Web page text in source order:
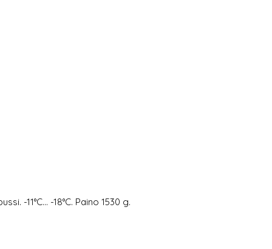
-11°C… -18°C. Paino 1530 g.